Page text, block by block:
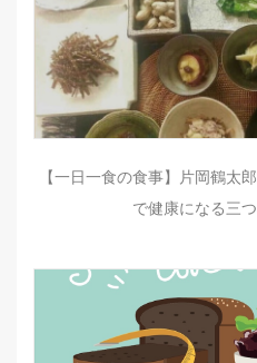
【一日一食の食事】片岡鶴太
で健康になる三